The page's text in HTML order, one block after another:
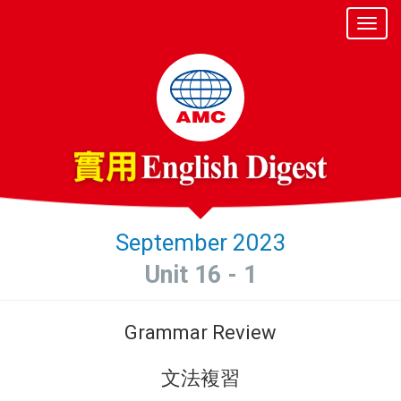
September 2023
Unit 16 - 1
Grammar Review
文法複習